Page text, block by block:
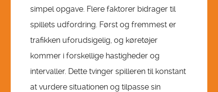
simpel opgave. Flere faktorer bidrager til
spillets udfordring. Først og fremmest er
trafikken uforudsigelig, og køretøjer
kommer i forskellige hastigheder og
intervaller. Dette tvinger spilleren til konstant
at vurdere situationen og tilpasse sin